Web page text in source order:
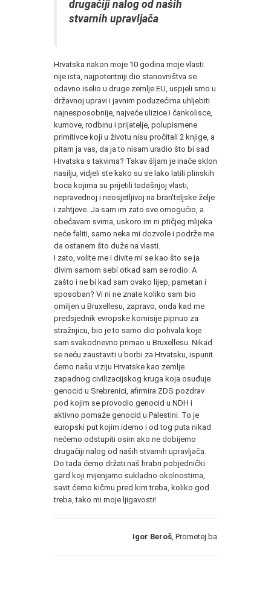
drugačiji nalog od naših
stvarnih upravljača
Hrvatska nakon moje 10 godina moje vlasti
nije ista, najpotentniji dio stanovništva se
odavno iselio u druge zemlje EU, uspjeli smo u
državnoj upravi i javnim poduzećima uhljebiti
najnesposobnije, najveće ulizice i čankolisce,
kumove, rodbinu i prijatelje, polupismene
primitivce koji u životu nisu pročitali 2 knjige, a
pitam ja vas, da ja to nisam uradio što bi sad
Hrvatska s takvima? Takav šljam je inače sklon
nasilju, vidjeli ste kako su se lako latili plinskih
boca kojima su prijetili tadašnjoj vlasti,
nepravednoj i neosjetljivoj na bran'teljske želje
i zahtjeve. Ja sam im zato sve omogućio, a
obećavam svima, uskoro im ni ptičjeg mlijeka
neće faliti, samo neka mi dozvole i podrže me
da ostanem što duže na vlasti.
I zato, volite me i divite mi se kao što se ja
divim samom sebi otkad sam se rodio. A
zašto i ne bi kad sam ovako lijep, pametan i
sposoban? Vi ni ne znate koliko sam bio
omiljen u Bruxellesu, zapravo, onda kad me
predsjednik evropske komisije pipnuo za
stražnjicu, bio je to samo dio pohvala koje
sam svakodnevno primao u Bruxellesu. Nikad
se neću zaustaviti u borbi za Hrvatsku, ispunit
ćemo našu viziju Hrvatske kao zemlje
zapadnog civilizacijskog kruga koja osuđuje
genocid u Srebrenici, afirmira ZDS pozdrav
pod kojim se provodio genocid u NDH i
aktivno pomaže genocid u Palestini. To je
europski put kojim idemo i od tog puta nikad
nećemo odstupiti osim ako ne dobijemo
drugačiji nalog od naših stvarnih upravljača.
Do tada ćemo držati naš hrabri pobjednički
gard koji mijenjamo sukladno okolnostima,
savit ćemo kičmu pred kim treba, koliko god
treba, tako mi moje ljigavosti!
Igor Beroš , Prometej.ba